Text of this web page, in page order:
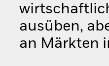
ausüben,
an Märkten